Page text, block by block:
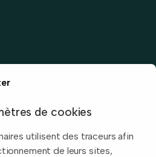
de cookies
utilisent des traceurs afin
de leurs sites,